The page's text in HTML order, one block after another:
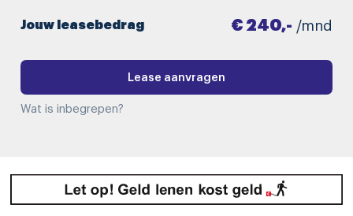
Jouw leasebedrag € 240,- /mnd
Lease aanvragen
Wat is inbegrepen?